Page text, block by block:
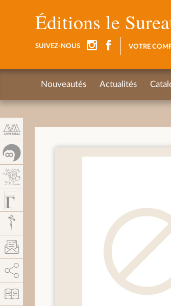
Éditions le
SUIVEZ-NOUS VOTRE
Nouveautés Actualités